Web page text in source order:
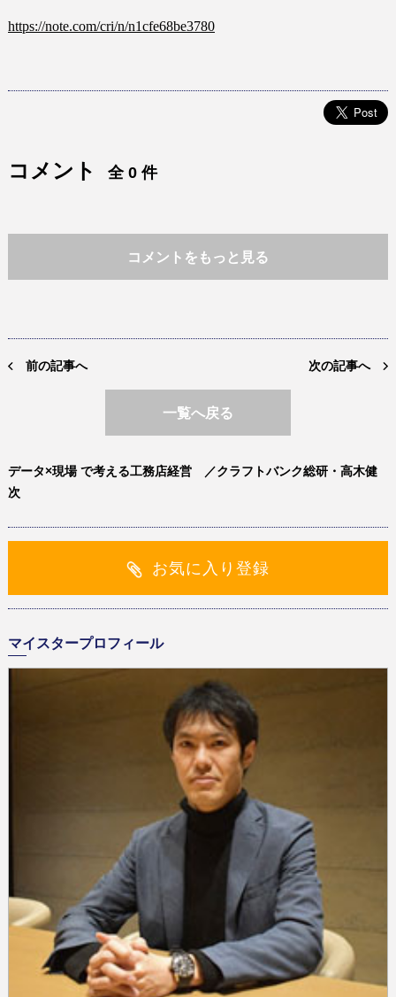
https://note.com/cri/n/n1cfe68be3780
コメント 全 0 件
コメントをもっと見る
前の記事へ 次の記事へ
一覧へ戻る
データ×現場 で考える工務店経営 ／クラフトバンク総研・高木健
次
お気に入り登録
マイスタープロフィール